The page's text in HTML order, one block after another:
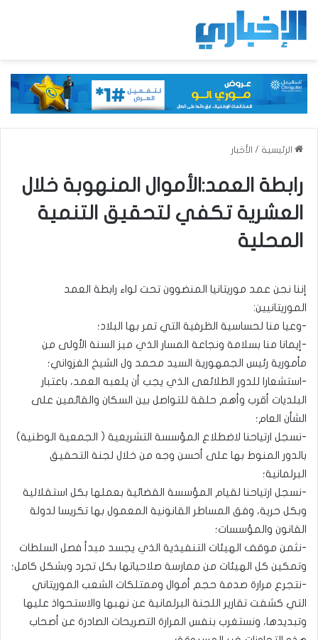
الرئيسية / الأخبار
رابطة العمد:الأموال المنهوبة خلال
العشرية تكفي لتحقيق التنمية
المحلية
إننا نحن عمد موريتانيا المنضوون تحت لواء رابطة العمد
الموريتانيين:
-وعيا منا لحساسية الظرفية التي تمر بها البلاد؛
-إيمانا منا بسلامة ونجاعة المسار الذي ميز السنة الأولى من
مأمورية رئيس الجمهورية السيد محمد ول الشيخ الغزواني؛
-استشعارا للدور الطلائعى الذي يجب أن يلعبه العمد، باعتبار
البلديات أقرب وأهم حلقة للتواصل بين السكان والقائمين على
الشأن العام؛
-نسجل ارتياحنا لاضطلاع المؤسسة التشريعية ( الجمعية الوطنية)
بالدور المنوط بها على أحسن وجه من خلال لجنة التحقيق
البرلمانية؛
-نسجل ارتياحنا لقيام المؤسسة القضائية بعملها بكل استقلالية
وبكل حرية، وفق المساطر القانونية المعمول بها تكريسا لدولة
القانون والمؤسسات؛
-نثمن موقف الهيئات التنفيذية الذي يجسد مبدأ فصل السلطات
وتمكين كل الهيئات من ممارسة صلاحياتها بكل تجرد وبشكل كامل؛
-نتجرع مرارة صدمة حجم أموال وممتلكات الشعب الموريتاني
التي كشفت تقارير اللجنة البرلمانية عن نهبها والاستحواذ عليها
وتبديدها، ونستغرب بنفس المرارة التصريحات الصادرة عن أصحاب